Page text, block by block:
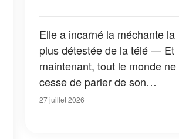
Elle a incarné la méchante la
plus détestée de la télé — Et
maintenant, tout le monde ne
cesse de parler de son
apparition dans la nouvelle
27 juillet 2026